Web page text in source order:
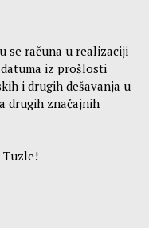
se računa u realizaciji
iz prošlosti
i drugih dešavanja u
drugih značajnih
Tuzle!